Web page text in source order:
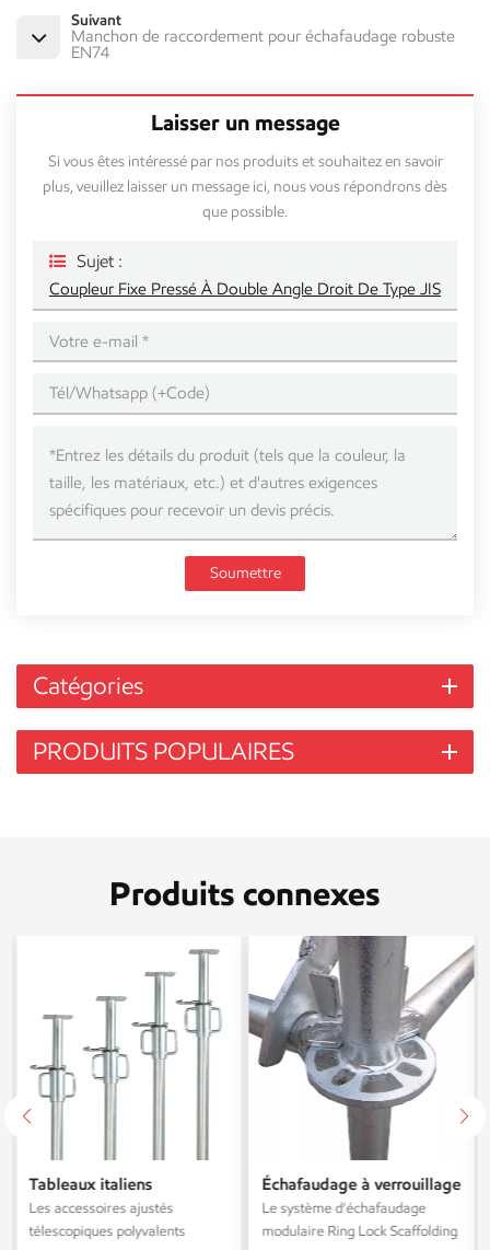
Suivant
Manchon de raccordement pour échafaudage robuste
EN74
Laisser un message
Si vous êtes intéressé par nos produits et souhaitez en savoir
plus, veuillez laisser un message ici, nous vous répondrons dès
que possible.
Sujet :
Coupleur Fixe Pressé À Double Angle Droit De Type JIS
Soumettre
Catégories
PRODUITS POPULAIRES
Produits connexes
Tableaux italiens
galvanisés en acier
télescopique
Les accessoires ajustés
télescopiques polyvalents
Échafaudage à verrouillage
annulaire Layher galvanisé
Q345 haute résistance,
Le système d'échafaudage
modulaire Ring Lock Scaffolding